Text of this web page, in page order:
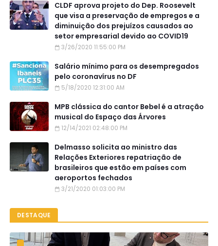
CLDF aprova projeto do Dep. Roosevelt
que visa a preservação de empregos e a
diminuição dos prejuízos causados ao
setor empresarial devido ao COVID19
3/26/2020 11:55:00 PM
Salário mínimo para os desempregados
pelo coronavírus no DF
5/18/2020 12:31:00 AM
MPB clássica do cantor Bebel é a atração
musical do Espaço das Árvores
12/14/2021 02:48:00 PM
Delmasso solicita ao ministro das
Relações Exteriores repatriação de
brasileiros que estão em países com
aeroportos fechados
3/21/2020 01:03:00 PM
DESTAQUE